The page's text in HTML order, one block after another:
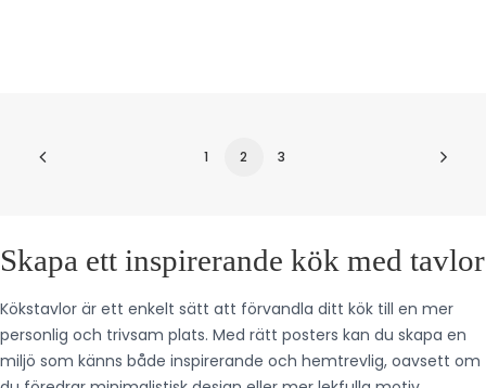
1 2 3
Skapa ett inspirerande kök med tavlor
Kökstavlor är ett enkelt sätt att förvandla ditt kök till en mer
personlig och trivsam plats. Med rätt posters kan du skapa en
miljö som känns både inspirerande och hemtrevlig, oavsett om